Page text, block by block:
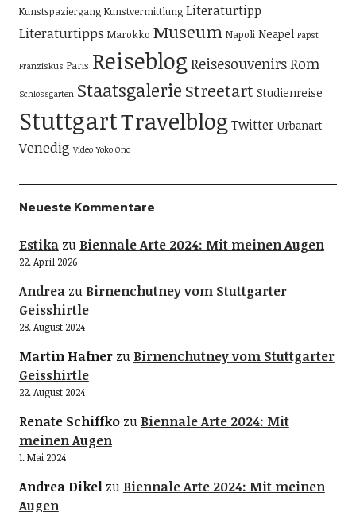
Kunstspaziergang Kunstvermittlung Literaturtipp
Literaturtipps Marokko Museum Napoli Neapel Papst
Franziskus Paris Reiseblog ReisesouvenirsRom
Schlossgarten Staatsgalerie Streetart Studienreise
StuttgartTravelblog Twitter Urbanart
Venedig Video Yoko Ono
Neueste Kommentare
Estikazu Biennale Arte 2024: Mit meinen Augen
22. April 2026
Andreazu Birnenchutney vom Stuttgarter
Geisshirtle
28. August 2024
Martin Hafnerzu Birnenchutney vom Stuttgarter
Geisshirtle
22. August 2024
Renate Schiffkozu Biennale Arte 2024: Mit
meinen Augen
1. Mai 2024
Andrea Dikelzu Biennale Arte 2024: Mit meinen
Augen